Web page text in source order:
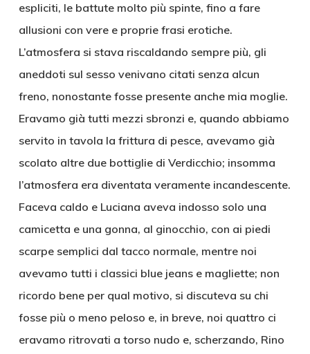
espliciti, le battute molto più spinte, fino a fare
allusioni con vere e proprie frasi erotiche.
L’atmosfera si stava riscaldando sempre più, gli
aneddoti sul sesso venivano citati senza alcun
freno, nonostante fosse presente anche mia moglie.
Eravamo già tutti mezzi sbronzi e, quando abbiamo
servito in tavola la frittura di pesce, avevamo già
scolato altre due bottiglie di Verdicchio; insomma
l’atmosfera era diventata veramente incandescente.
Faceva caldo e Luciana aveva indosso solo una
camicetta e una gonna, al ginocchio, con ai piedi
scarpe semplici dal tacco normale, mentre noi
avevamo tutti i classici blue jeans e magliette; non
ricordo bene per qual motivo, si discuteva su chi
fosse più o meno peloso e, in breve, noi quattro ci
eravamo ritrovati a torso nudo e, scherzando, Rino